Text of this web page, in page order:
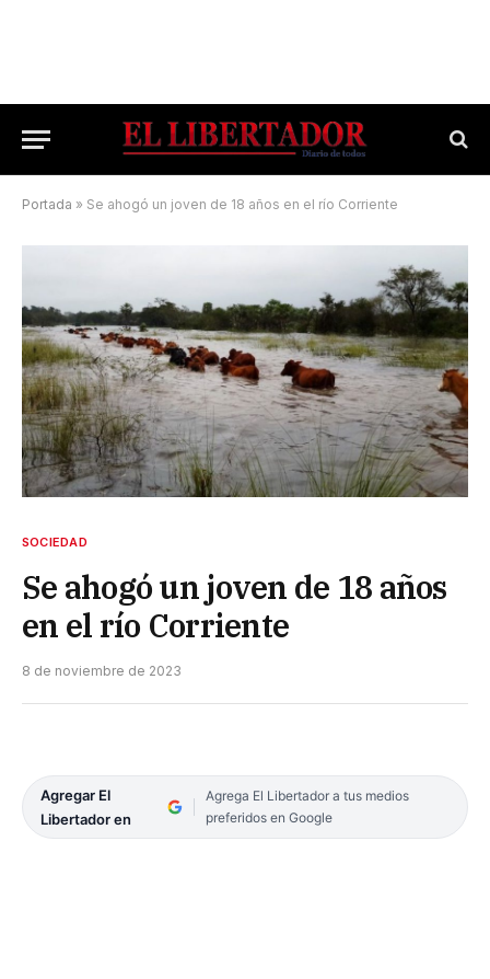
Portada » Se ahogó un joven de 18 años en el río Corriente
SOCIEDAD
Se ahogó un joven de 18 años
en el río Corriente
8 de noviembre de 2023
Agregar El
Libertador en
Agrega El Libertador a tus medios
preferidos en Google